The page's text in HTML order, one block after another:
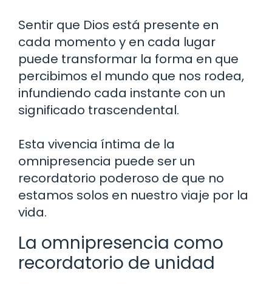
Sentir que Dios está presente en
cada momento y en cada lugar
puede transformar la forma en que
percibimos el mundo que nos rodea,
infundiendo cada instante con un
significado trascendental.
Esta vivencia íntima de la
omnipresencia puede ser un
recordatorio poderoso de que no
estamos solos en nuestro viaje por la
vida.
La omnipresencia como
recordatorio de unidad